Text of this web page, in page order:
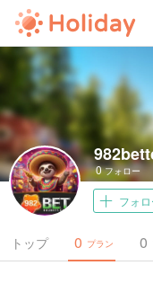
0フォロー
フォ
トップ プラン
0 0